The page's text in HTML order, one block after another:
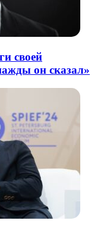
своей
он сказал»